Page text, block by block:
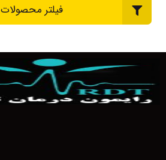
فیلتر محصولات